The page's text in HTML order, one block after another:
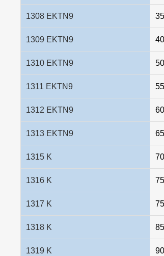
1308 EKTN9 35
1309 EKTN9 40
1310 EKTN9 50
1311 EKTN9 55
1312 EKTN9 60
1313 EKTN9 65
1315 K 70
1316 K 75
1317 K 75
1318 K 85
1319 K 90